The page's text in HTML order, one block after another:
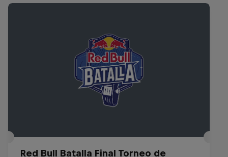
Red Bull Batalla Final Torneo de